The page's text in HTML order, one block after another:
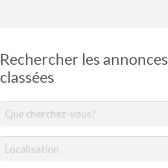
Rechercher les annonces
classées